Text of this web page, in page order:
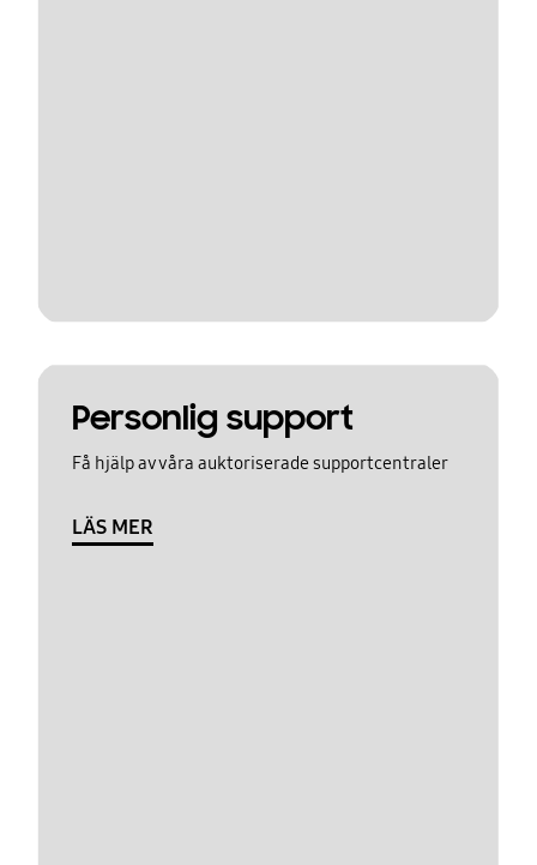
Personlig support
Få hjälp av våra auktoriserade supportcentraler
LÄS MER